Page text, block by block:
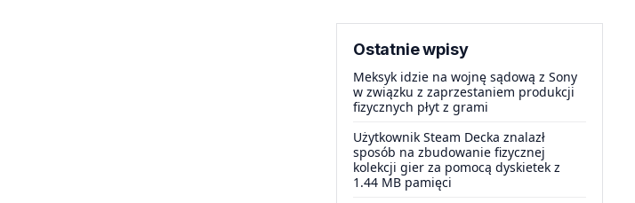
Ostatnie wpisy
Meksyk idzie na wojnę sądową z Sony
w związku z zaprzestaniem produkcji
fizycznych płyt z grami
Użytkownik Steam Decka znalazł
sposób na zbudowanie fizycznej
kolekcji gier za pomocą dyskietek z
1.44 MB pamięci